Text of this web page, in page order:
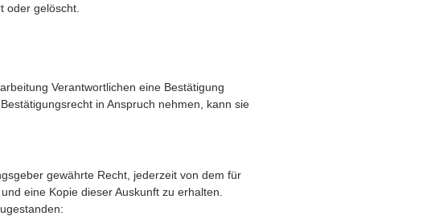
oder gelöscht.
Verantwortlichen eine Bestätigung
in Anspruch nehmen, kann sie
gewährte Recht, jederzeit von dem für
eine Kopie dieser Auskunft zu erhalten.